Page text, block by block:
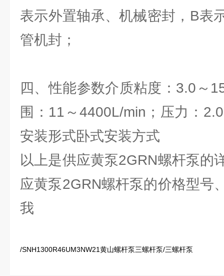
表示外置轴承、机械密封，B表
管机封；
四、性能参数介质粘度：3.0～
围：11～4400L/min；压力：
安装形式卧式安装方式
以上是供应黄泵2GRN螺杆泵的
应黄泵2GRN螺杆泵的价格型号
我
/SNH1300R46UM3NW21黄山螺杆泵三螺杆泵/三螺杆泵